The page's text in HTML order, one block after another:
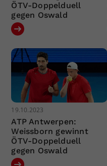
ÖTV-Doppelduell
gegen Oswald
19.10.2023
ATP Antwerpen:
Weissborn gewinnt
ÖTV-Doppelduell
gegen Oswald